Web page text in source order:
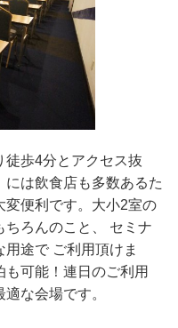
徒歩4分とアクセス抜
は飲食店も多数あるた
変便利です。大小2室の
ろんのこと、 セミナ
途で ご利用頂けま
可能！連日のご利用
な会場です。